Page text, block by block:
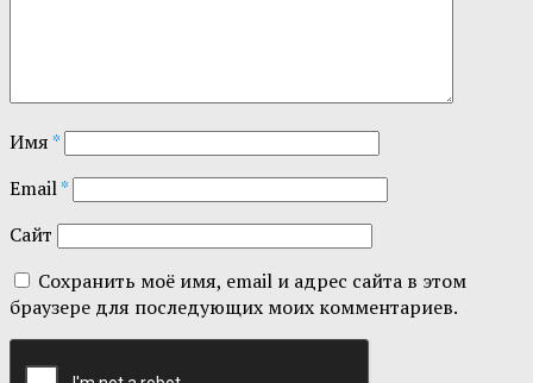
Имя*
Email*
Сайт
Сохранить моё имя, email и адрес сайта в этом
браузере для последующих моих комментариев.